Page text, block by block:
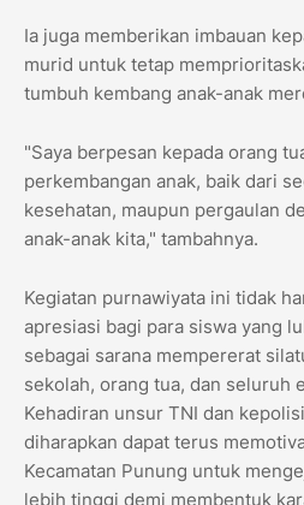
​Ia juga memberikan imbauan
murid untuk tetap
tumbuh kembang anak-anak
​"Saya berpesan kepada orang
perkembangan anak, baik dari
kesehatan, maupun pergaulan
anak-anak kita," tambahnya.
​Kegiatan purnawiyata ini tidak
apresiasi bagi para siswa yang
sebagai sarana mempererat
sekolah, orang tua, dan seluruh
Kehadiran unsur TNI dan
diharapkan dapat terus
Kecamatan Punung untuk
lebih tinggi demi membentuk